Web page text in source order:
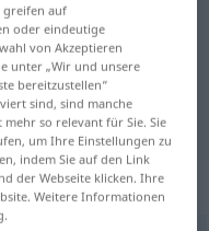
Übersetzung
greifen auf
oder eindeutige
von Akzeptieren
unter „Wir und unsere
bereitzustellen“
sind, sind manche
so relevant für Sie. Sie
um Ihre Einstellungen zu
indem Sie auf den Link
der Webseite klicken. Ihre
Weitere Informationen